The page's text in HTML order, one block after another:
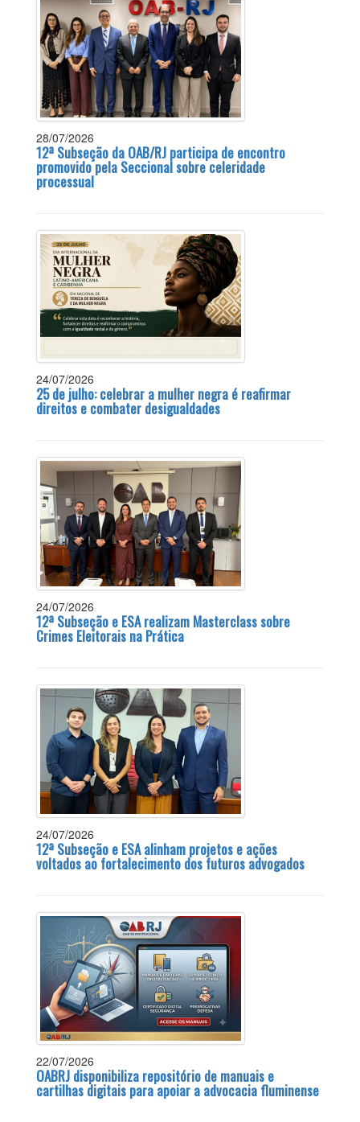
28/07/2026
12ª Subseção da OAB/RJ participa de encontro
promovido pela Seccional sobre celeridade
processual
24/07/2026
25 de julho: celebrar a mulher negra é reafirmar
direitos e combater desigualdades
24/07/2026
12ª Subseção e ESA realizam Masterclass sobre
Crimes Eleitorais na Prática
24/07/2026
12ª Subseção e ESA alinham projetos e ações
voltados ao fortalecimento dos futuros advogados
22/07/2026
OABRJ disponibiliza repositório de manuais e
cartilhas digitais para apoiar a advocacia fluminense